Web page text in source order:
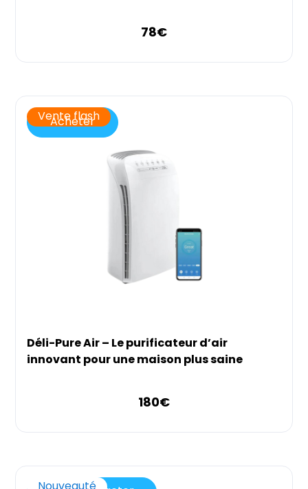
78€
Déli-Pure Air – Le purificateur d’air
innovant pour une maison plus saine
180€
Acheter
Vente flash